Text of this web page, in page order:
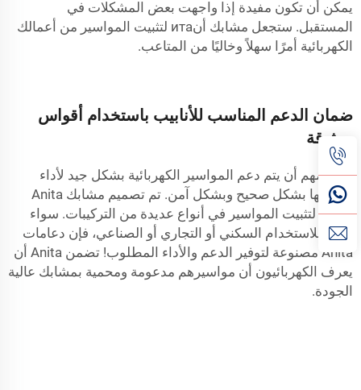
يمكن أن تكون مفيدة إذا واجهت بعض المشكلات في
المستقبل. ستجعل مشابك أنита لتثبيت المواسير من أعمالك
الكهربائية أمرًا سهلاً وخاليًا من المتاعب.
ضمان الدعم المناسب للأنابيب باستخدام أقواس
موثوقة
من المهم أن يتم دعم المواسير الكهربائية بشكل جيد لأداء
وظيفتها بشكل صحيح وبشكل آمن. تم تصميم مشابك Anita
القوية لتثبيت المواسير في أنواع عديدة من التركيبات. سواء
كانت للاستخدام السكني أو التجاري أو الصناعي، فإن دعامات
Anita مصنوعة لتوفير الدعم والأداء المطلوب! تضمن Anita أن
يعرف الكهربائيون أن مواسيرهم مدعومة ومحمية بمشابك عالية
الجودة.